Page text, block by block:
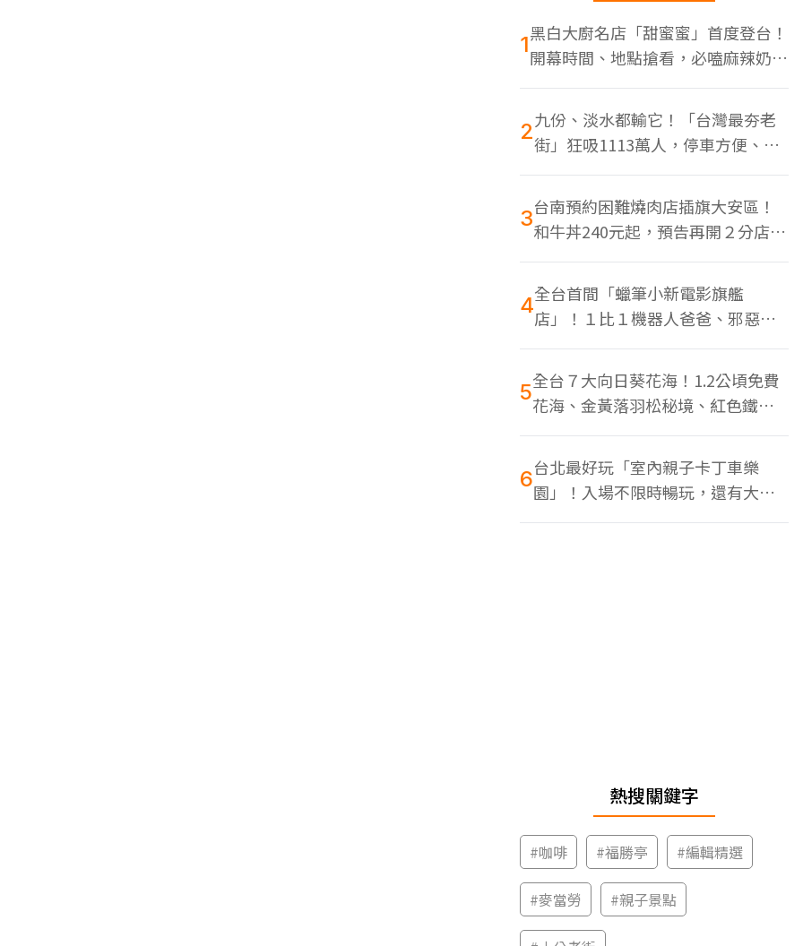
1黑白大廚名店「甜蜜蜜」首度登台！
開幕時間、地點搶看，必嗑麻辣奶油
蝦
2九份、淡水都輸它！「台灣最夯老
街」狂吸1113萬人，停車方便、特
色美食多
3台南預約困難燒肉店插旗大安區！
和牛丼240元起，預告再開２分店、
地點曝光
4全台首間「蠟筆小新電影旗艦
店」！１比１機器人爸爸、邪惡正
男，百款周邊買翻
5全台７大向日葵花海！1.2公頃免費
花海、金黃落羽松秘境、紅色鐵橋
同框
6台北最好玩「室內親子卡丁車樂
園」！入場不限時暢玩，還有大螢
幕Switch遊戲區
熱搜關鍵字
#咖啡 #福勝亭 #編輯精選
#麥當勞 #親子景點